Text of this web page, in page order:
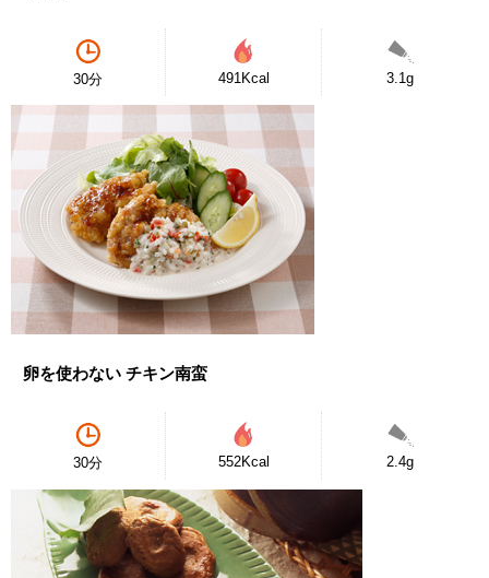
30分 491Kcal 3.1g
卵を使わない チキン南蛮
30分 552Kcal 2.4g